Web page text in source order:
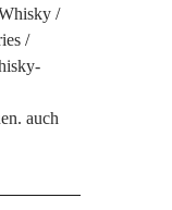
auch